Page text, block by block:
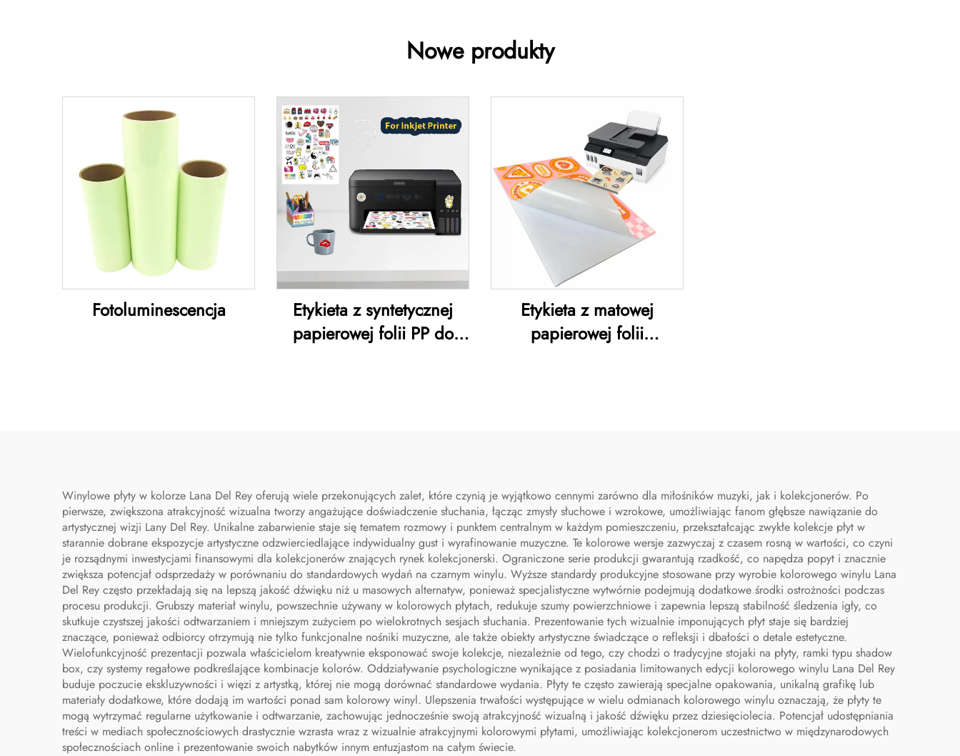
Nowe produkty
Fotoluminescencja
Etykieta z syntetycznej
papierowej folii PP do
Etykieta z matowej
papierowej folii
Winylowe płyty w kolorze Lana Del Rey oferują wiele przekonujących zalet, które czynią je wyjątkowo cennymi zarówno dla miłośników muzyki, jak i kolekcjonerów. Po
pierwsze, zwiększona atrakcyjność wizualna tworzy angażujące doświadczenie słuchania, łącząc zmysły słuchowe i wzrokowe, umożliwiając fanom głębsze nawiązanie do
artystycznej wizji Lany Del Rey. Unikalne zabarwienie staje się tematem rozmowy i punktem centralnym w każdym pomieszczeniu, przekształcając zwykłe kolekcje płyt w
starannie dobrane ekspozycje artystyczne odzwierciedlające indywidualny gust i wyrafinowanie muzyczne. Te kolorowe wersje zazwyczaj z czasem rosną w wartości, co czyni
je rozsądnymi inwestycjami finansowymi dla kolekcjonerów znających rynek kolekcjonerski. Ograniczone serie produkcji gwarantują rzadkość, co napędza popyt i znacznie
zwiększa potencjał odsprzedaży w porównaniu do standardowych wydań na czarnym winylu. Wyższe standardy produkcyjne stosowane przy wyrobie kolorowego winylu Lana
Del Rey często przekładają się na lepszą jakość dźwięku niż u masowych alternatyw, ponieważ specjalistyczne wytwórnie podejmują dodatkowe środki ostrożności podczas
procesu produkcji. Grubszy materiał winylu, powszechnie używany w kolorowych płytach, redukuje szumy powierzchniowe i zapewnia lepszą stabilność śledzenia igły, co
skutkuje czystszej jakości odtwarzaniem i mniejszym zużyciem po wielokrotnych sesjach słuchania. Prezentowanie tych wizualnie imponujących płyt staje się bardziej
znaczące, ponieważ odbiorcy otrzymują nie tylko funkcjonalne nośniki muzyczne, ale także obiekty artystyczne świadczące o refleksji i dbałości o detale estetyczne.
Wielofunkcyjność prezentacji pozwala właścicielom kreatywnie eksponować swoje kolekcje, niezależnie od tego, czy chodzi o tradycyjne stojaki na płyty, ramki typu shadow
box, czy systemy regałowe podkreślające kombinacje kolorów. Oddziaływanie psychologiczne wynikające z posiadania limitowanych edycji kolorowego winylu Lana Del Rey
buduje poczucie ekskluzywności i więzi z artystką, której nie mogą dorównać standardowe wydania. Płyty te często zawierają specjalne opakowania, unikalną grafikę lub
materiały dodatkowe, które dodają im wartości ponad sam kolorowy winyl. Ulepszenia trwałości występujące w wielu odmianach kolorowego winylu oznaczają, że płyty te
mogą wytrzymać regularne użytkowanie i odtwarzanie, zachowując jednocześnie swoją atrakcyjność wizualną i jakość dźwięku przez dziesięciolecia. Potencjał udostępniania
treści w mediach społecznościowych drastycznie wzrasta wraz z wizualnie atrakcyjnymi kolorowymi płytami, umożliwiając kolekcjonerom uczestnictwo w międzynarodowych
społecznościach online i prezentowanie swoich nabytków innym entuzjastom na całym świecie.